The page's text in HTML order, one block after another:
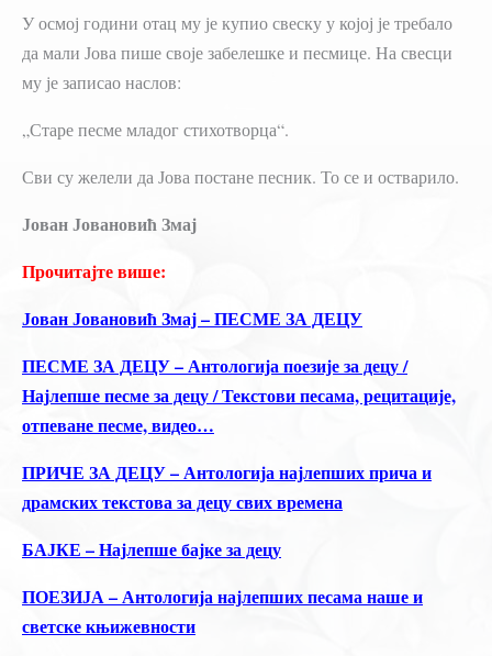
У осмој години отац му је купио свеску у којој је требало
да мали Јова пише своје забелешке и песмице. На свесци
му је записао наслов:
„Старе песме младог стихотворца“.
Сви су желели да Јова постане песник. То се и остварило.
Јован Јовановић Змај
Прочитајте више:
Јован Јовановић Змај – ПЕСМЕ ЗА ДЕЦУ
ПЕСМЕ ЗА ДЕЦУ – Антологија поезије за децу /
Најлепше песме за децу / Текстови песама, рецитације,
отпеване песме, видео…
ПРИЧЕ ЗА ДЕЦУ – Антологија најлепших прича и
драмских текстова за децу свих времена
БАЈКЕ – Најлепше бајке за децу
ПОЕЗИЈА – Антологија најлепших песама наше и
светске књижевности